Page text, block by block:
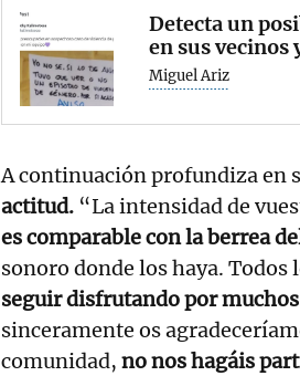
Detecta un
en sus vecinos
Miguel Ariz
A continuación profundiza en
actitud. “La intensidad de
es comparable con la berrea
sonoro donde los haya. Todos
seguir disfrutando por
sinceramente os
comunidad, no nos hagáis